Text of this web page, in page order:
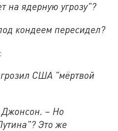
на ядерную угрозу"?
кондеем пересидел?
США "мёртвой
Джонсон. – Но
Это же